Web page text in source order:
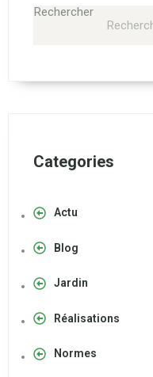
Rechercher
Categories
Actu
Blog
Jardin
Réalisations
Normes